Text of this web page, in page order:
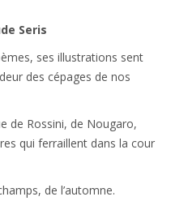
Seris
ses illustrations sent
des cépages de nos
de Rossini, de Nougaro,
qui ferraillent dans la cour
de l’automne.